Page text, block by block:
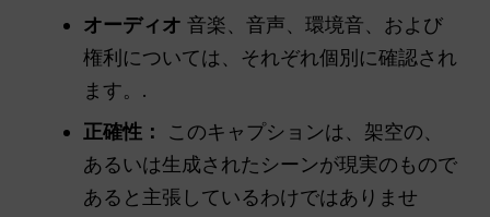
オーディオ 音楽、音声、環境音、および
権利については、それぞれ個別に確認され
ます。.
正確性：
このキャプションは、架空の、
あるいは生成されたシーンが現実のもので
あると主張しているわけではありませ